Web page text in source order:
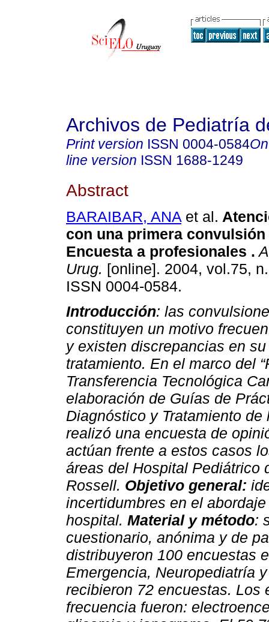
Archivos de Pediatría
Print version ISSN 0004-0584
line version ISSN 1688-1249
Abstract
BARAIBAR, ANA et al.
con una primera
Encuesta a profesionales .
Urug. [online]. 2004, vol.75,
ISSN 0004-0584.
Introducción: las
constituyen un motivo
y existen discrepancias en
tratamiento. En el marco del
Transferencia Tecnológica
elaboración de Guías de
Diagnóstico y Tratamiento
realizó una encuesta de
actúan frente a estos casos
áreas del Hospital Pediátrico
Rossell. Objetivo general:
incertidumbres en el
hospital. Material y método:
cuestionario, anónima y de
distribuyeron 100 encuestas
Emergencia, Neuropediatría
recibieron 72 encuestas. Los
frecuencia fueron: